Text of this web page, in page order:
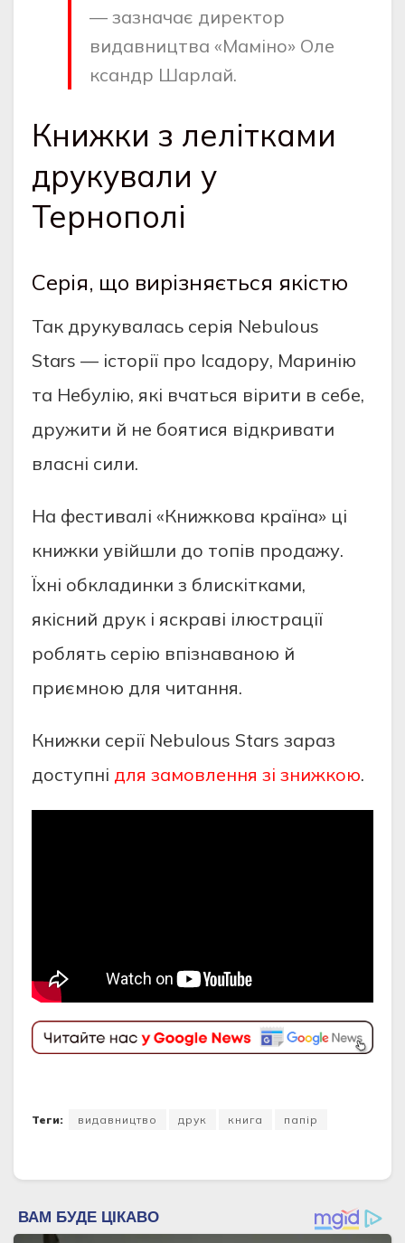
— зазначає директор
видавництва «Маміно» Оле
ксандр Шарлай.
Книжки з лелітками
друкували у
Тернополі
Серія, що вирізняється якістю
Так друкувалась серія Nebulous
Stars — історії про Ісадору, Маринію
та Небулію, які вчаться вірити в себе,
дружити й не боятися відкривати
власні сили.
На фестивалі «Книжкова країна» ці
книжки увійшли до топів продажу.
Їхні обкладинки з блискітками,
якісний друк і яскраві ілюстрації
роблять серію впізнаваною й
приємною для читання.
Книжки серії Nebulous Stars зараз
доступні для замовлення зі знижкою.
Теги: видавництво друк книга папір